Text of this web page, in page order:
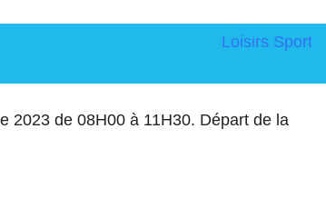
Loisirs Sport
2023 de 08H00 à 11H30. Départ de la